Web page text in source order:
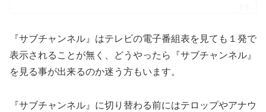
『サブチャンネル』はテレビの電子番組表を見ても１発で
表示されることが無く、どうやったら『サブチャンネル』
を見る事が出来るのか迷う方もいます。
『サブチャンネル』に切り替わる前にはテロップやアナウ